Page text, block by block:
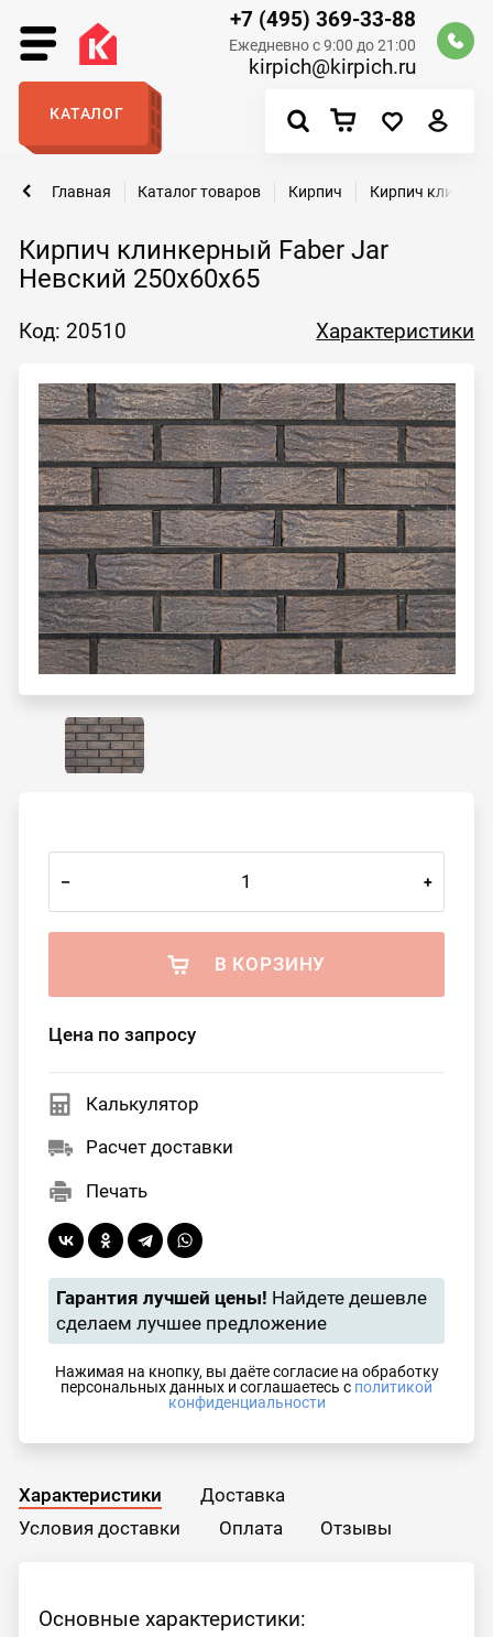
+7 (495) 369-33-88
Ежедневно с 9:00 до 21:00
kirpich@kirpich.ru
КАТАЛОГ
Кирпич клинкерный Faber Jar
Невский 250х60х65
Главная Каталог товаров Кирпич Кирпич
Код: 20510 Характеристики
– +
В КОРЗИНУ
Цена по запросу
Калькулятор
Расчет доставки
Печать
Гарантия лучшей цены! Найдете дешевле
сделаем лучшее предложение
Нажимая на кнопку, вы даёте согласие на обработку
персональных данных и соглашаетесь с политикой
конфиденциальности
Характеристики
Доставка
Условия доставки
Оплата Отзывы
Основные характеристики: